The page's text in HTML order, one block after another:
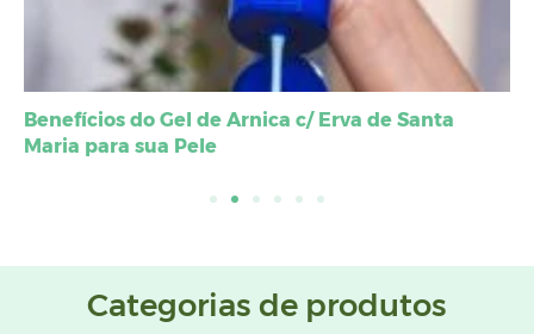
Benefícios do Gel de Arnica c/ Erva de Santa
Maria para sua Pele
Categorias de produtos